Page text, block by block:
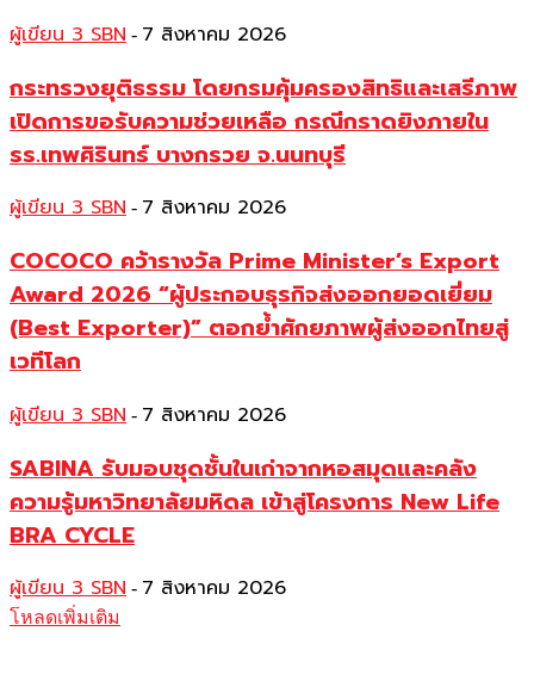
ผู้เขียน 3 SBN - 7 สิงหาคม 2026
กระทรวงยุติธรรม โดยกรมคุ้มครองสิทธิและเสรีภาพ
เปิดการขอรับความช่วยเหลือ กรณีกราดยิงภายใน
รร.เทพศิรินทร์ บางกรวย จ.นนทบุรี
ผู้เขียน 3 SBN - 7 สิงหาคม 2026
COCOCO คว้ารางวัล Prime Minister’s Export
Award 2026 “ผู้ประกอบธุรกิจส่งออกยอดเยี่ยม
(Best Exporter)” ตอกย้ำศักยภาพผู้ส่งออกไทยสู่
เวทีโลก
ผู้เขียน 3 SBN - 7 สิงหาคม 2026
SABINA รับมอบชุดชั้นในเก่าจากหอสมุดและคลัง
ความรู้มหาวิทยาลัยมหิดล เข้าสู่โครงการ New Life
BRA CYCLE
ผู้เขียน 3 SBN - 7 สิงหาคม 2026
โหลดเพิ่มเติม